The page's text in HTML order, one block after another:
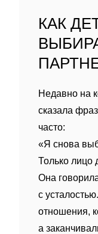
КАК
Недавно на
сказала
часто:
«Я снова
Только лицо
Она
с
отношения,
а